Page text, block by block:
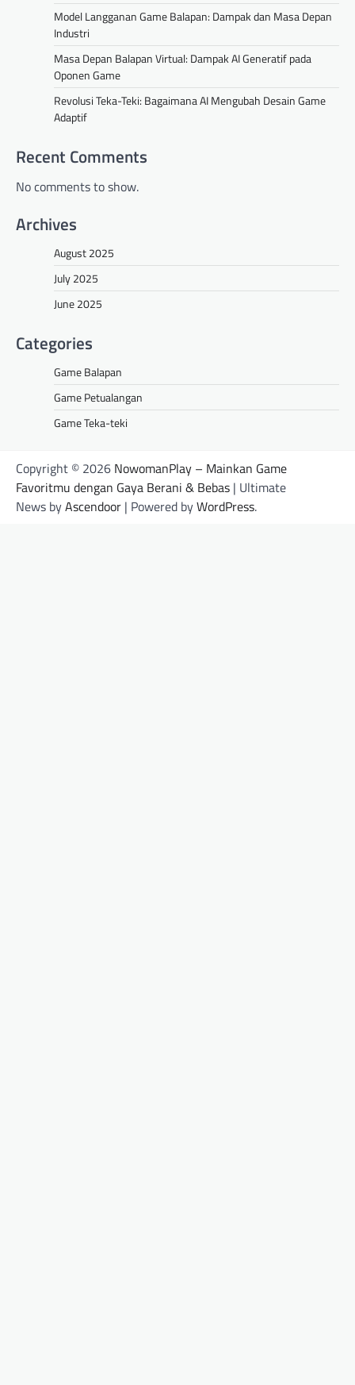
Model Langganan Game Balapan: Dampak dan Masa Depan
Industri
Masa Depan Balapan Virtual: Dampak AI Generatif pada
Oponen Game
Revolusi Teka-Teki: Bagaimana AI Mengubah Desain Game
Adaptif
Recent Comments
No comments to show.
Archives
August 2025
July 2025
June 2025
Categories
Game Balapan
Game Petualangan
Game Teka-teki
Copyright © 2026 NowomanPlay – Mainkan Game
Favoritmu dengan Gaya Berani & Bebas | Ultimate
News byAscendoor | Powered byWordPress.